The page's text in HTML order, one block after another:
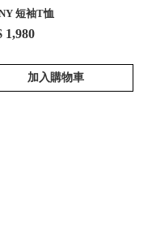
短袖T恤
1,980
加入購物車